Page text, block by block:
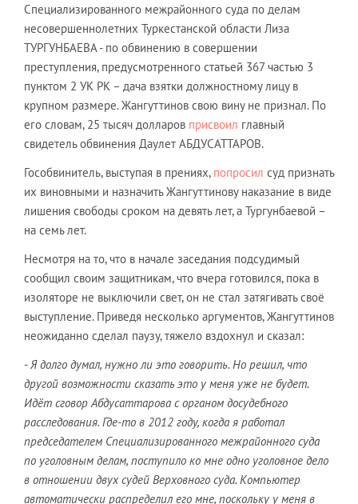
Специализированного межрайонного суда по делам
несовершеннолетних Туркестанской области Лиза
ТУРГУНБАЕВА - по обвинению в совершении
преступления, предусмотренного статьей 367 частью 3
пунктом 2 УК РК – дача взятки должностному лицу в
крупном размере. Жангуттинов свою вину не признал. По
его словам, 25 тысяч долларов присвоил главный
свидетель обвинения Даулет АБДУСАТТАРОВ.
Гособвинитель, выступая в прениях, попросил суд признать
их виновными и назначить Жангуттинову наказание в виде
лишения свободы сроком на девять лет, а Тургунбаевой –
на семь лет.
Несмотря на то, что в начале заседания подсудимый
сообщил своим защитникам, что вчера готовился, пока в
изоляторе не выключили свет, он не стал затягивать своё
выступление. Приведя несколько аргументов, Жангуттинов
неожиданно сделал паузу, тяжело вздохнул и сказал:
-Я долго думал, нужно ли это говорить. Но решил, что
другой возможности сказать это у меня уже не будет.
Идёт сговор Абдусаттарова с органом досудебного
расследования. Где-то в 2012 году, когда я работал
председателем Специализированного межрайонного суда
по уголовным делам, поступило ко мне одно уголовное дело
в отношении двух судей Верховного суда. Компьютер
автоматически распределил его мне, поскольку у меня в